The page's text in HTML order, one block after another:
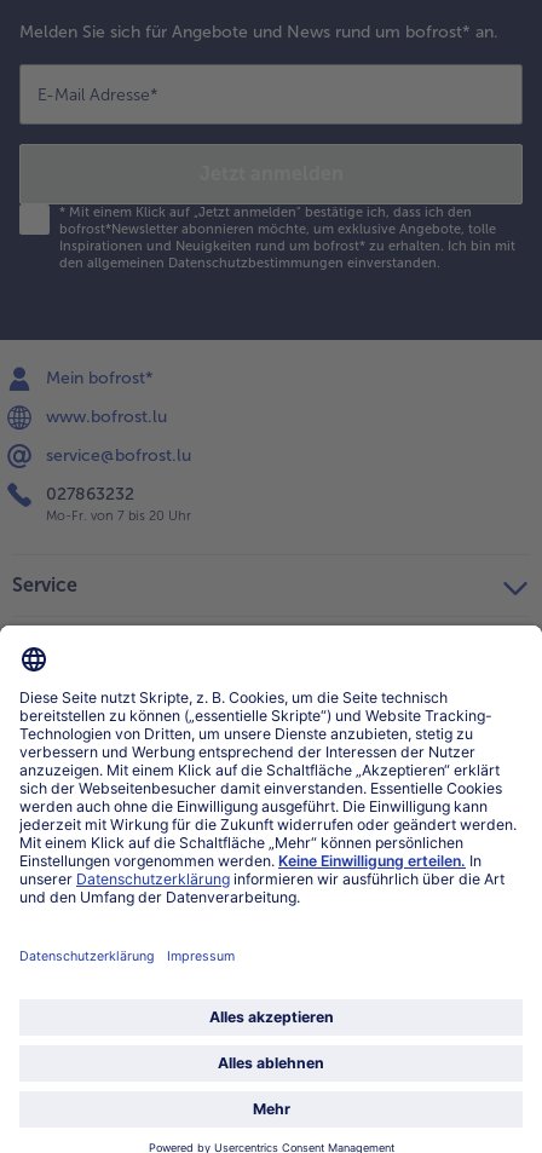
Melden Sie sich für Angebote und News rund um bofrost* an.
E-Mail Adresse*
* Mit einem Klick auf „Jetzt anmelden" bestätige ich, dass ich den
bofrost*Newsletter abonnieren möchte, um exklusive Angebote, tolle
Inspirationen und Neuigkeiten rund um bofrost* zu erhalten. Ich bin mit
den allgemeinen Datenschutzbestimmungen einverstanden.
Mein bofrost*
www.bofrost.lu
service@bofrost.lu
027863232
Mo-Fr. von 7 bis 20 Uhr
Service
Über bofrost*
Kategorien
Land / Sprache wählen